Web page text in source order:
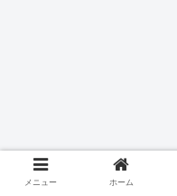
メニュー ホーム